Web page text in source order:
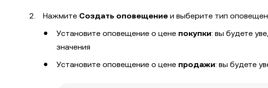
Нажмите Создать оповещение и выберите тип
Установите оповещение о цене покупки: вы будете
значения
Установите оповещение о цене продажи: вы будете